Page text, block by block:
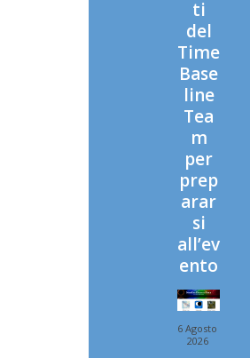
ti
del
Time
Base
line
Tea
m
per
prep
arar
si
all’ev
ento
6 Agosto
2026